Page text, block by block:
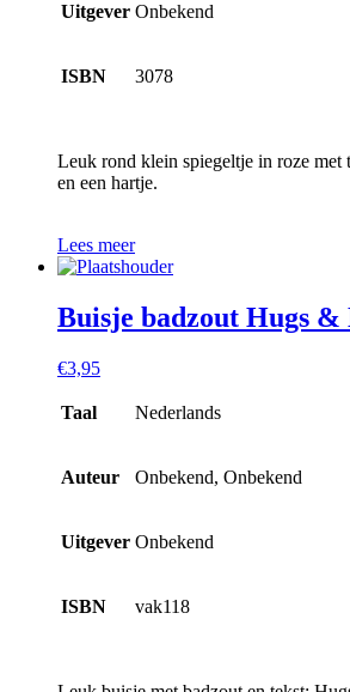
Uitgever Onbekend
ISBN 3078
Leuk rond klein spiegeltje in roze met
en een hartje.
Lees meer
Buisje badzout Hugs &
€3,95
Taal Nederlands
Auteur Onbekend, Onbekend
Uitgever Onbekend
ISBN vak118